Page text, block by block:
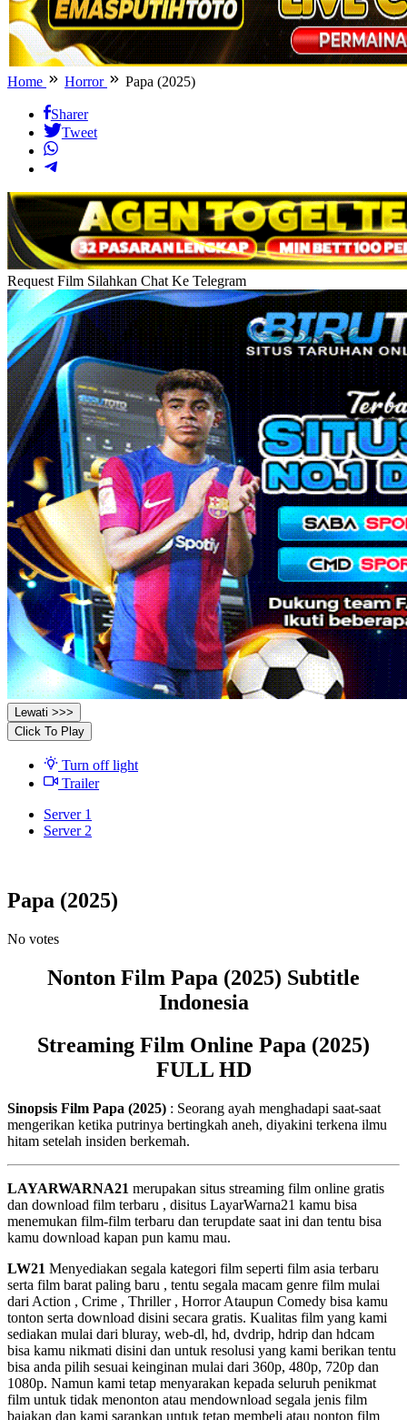
Home Horror Papa (2025)
Sharer
Tweet
Request Film Silahkan Chat Ke Telegram
Lewati >>>
Click To Play
Turn off light
Trailer
Server 1
Server 2
Papa (2025)
No votes
Nonton Film Papa (2025) Subtitle
Indonesia
Streaming Film Online Papa (2025)
FULL HD
Sinopsis Film Papa (2025) : Seorang ayah menghadapi saat-saat
mengerikan ketika putrinya bertingkah aneh, diyakini terkena ilmu
hitam setelah insiden berkemah.
LAYARWARNA21 merupakan situs streaming film online gratis
dan download film terbaru , disitus LayarWarna21 kamu bisa
menemukan film-film terbaru dan terupdate saat ini dan tentu bisa
kamu download kapan pun kamu mau.
LW21 Menyediakan segala kategori film seperti film asia terbaru
serta film barat paling baru , tentu segala macam genre film mulai
dari Action , Crime , Thriller , Horror Ataupun Comedy bisa kamu
tonton serta download disini secara gratis. Kualitas film yang kami
sediakan mulai dari bluray, web-dl, hd, dvdrip, hdrip dan hdcam
bisa kamu nikmati disini dan untuk resolusi yang kami berikan tentu
bisa anda pilih sesuai keinginan mulai dari 360p, 480p, 720p dan
1080p. Namun kami tetap menyarakan kepada seluruh penikmat
film untuk tidak menonton atau mendownload segala jenis film
bajakan dan kami sarankan untuk tetap membeli atau nonton film